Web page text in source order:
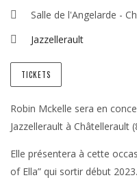
Salle de l'Angelarde -
Jazzellerault
TICKETS
Robin Mckelle sera en
Jazzellerault à Châtellerault
Elle présentera à cette
of Ella” qui sortir début 2023.